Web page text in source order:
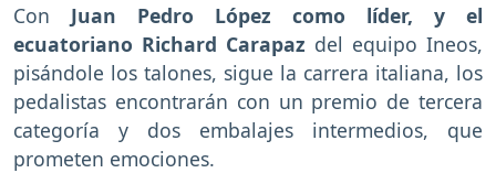
Con Juan Pedro López como líder, y el
ecuatoriano Richard Carapaz del equipo Ineos,
pisándole los talones, sigue la carrera italiana, los
pedalistas encontrarán con un premio de tercera
categoría y dos embalajes intermedios, que
prometen emociones.